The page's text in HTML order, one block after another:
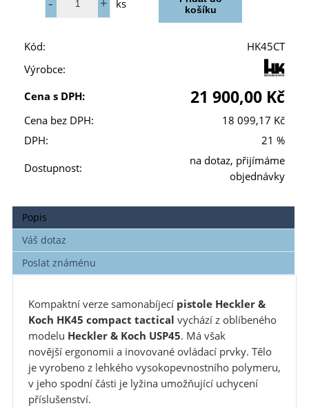
ks
Kód:
HK45CT
Výrobce:
Cena s DPH:
21 900,00 Kč
Cena bez DPH:
18 099,17 Kč
DPH:
21 %
Dostupnost:
na dotaz, přijímáme
objednávky
Popis
Váš dotaz
Poslat známénu
Kompaktní verze samonabíjecí pistole Heckler &
Koch HK45 compact tactical vychází z oblíbeného
modelu Heckler & Koch USP45. Má však
novější ergonomii a inovované ovládací prvky. Tělo
je vyrobeno z lehkého vysokopevnostního polymeru,
v jeho spodní části je lyžina umožňující uchycení
příslušenství.